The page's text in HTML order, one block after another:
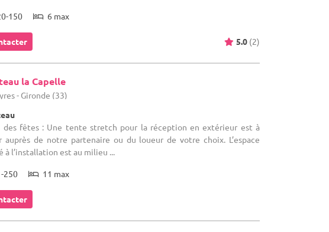
150 6 max
5.0 (2)
la Capelle
- Gironde (33)
des fêtes : Une tente stretch pour la réception en extérieur est à
auprès de notre partenaire ou du loueur de votre choix. L’espace
à l’installation est au milieu ...
250 11 max